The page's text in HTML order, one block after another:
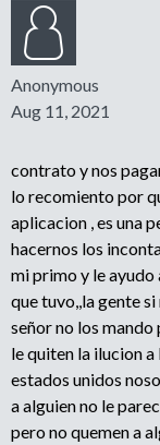
Anonymous
Aug 11, 2021
contrato y nos
lo recomiento por
aplicacion , es una
hacernos los
mi primo y le ayudo
que tuvo,,la gente
señor no los
le quiten la ilucion
estados unidos
a alguien no le
pero no quemen a